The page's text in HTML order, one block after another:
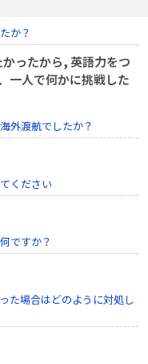
か？
ったから, 英語力をつ
一人で何かに挑戦した
外渡航でしたか？
ください
ですか？
た場合はどのように対処し